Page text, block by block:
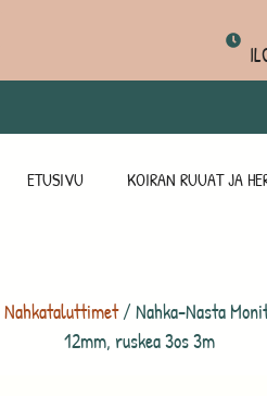
ETUSIVU KOIRAN RUUAT JA
Nahkataluttimet/ Nahka-Nasta
12mm, ruskea 3os 3m